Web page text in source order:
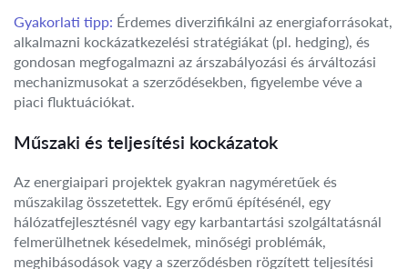
Gyakorlati tipp: Érdemes diverzifikálni az energiaforrásokat,
alkalmazni kockázatkezelési stratégiákat (pl. hedging), és
gondosan megfogalmazni az árszabályozási és árváltozási
mechanizmusokat a szerződésekben, figyelembe véve a
piaci fluktuációkat.
Műszaki és teljesítési kockázatok
Az energiaipari projektek gyakran nagyméretűek és
műszakilag összetettek. Egy erőmű építésénél, egy
hálózatfejlesztésnél vagy egy karbantartási szolgáltatásnál
felmerülhetnek késedelmek, minőségi problémák,
meghibásodások vagy a szerződésben rögzített teljesítési